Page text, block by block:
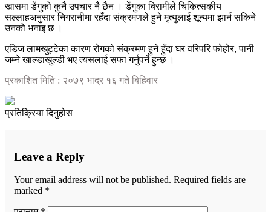
खासमा डेंगुको कुनै उपचार नै छैन । डेंगुका बिरामीले चिकित्सकीय
सल्लाहअनुसार निगरानीमा रहँदा संक्रमणले हुने मृत्युलाई शून्यमा झार्न सकिने
उनको भनाइ छ ।
एडिज लामखुट्टेका कारण रोगको संक्रमण हुने हुँदा घर वरिपरि फोहोर, पानी
जम्ने खाल्डाखुल्डी भए त्यसलाई सफा गर्नुपर्ने हुन्छ ।
प्रकाशित मिति : २०७९ भाद्र १६ गते बिहिवार
प्रतिक्रिया दिनुहोस
Leave a Reply
Your email address will not be published. Required fields are
marked *